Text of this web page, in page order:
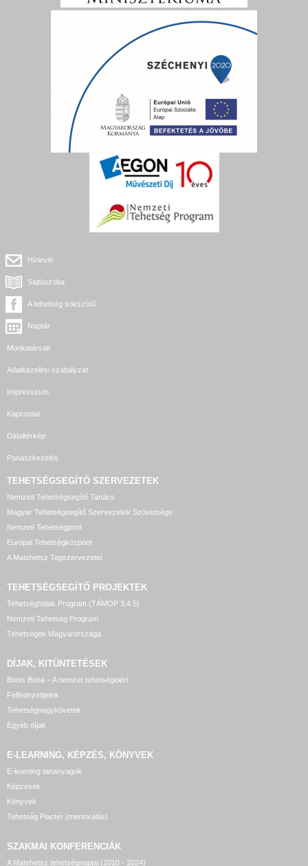
Hírlevél
Sajtószoba
A tehetség sokszínű
Naptár
Munkatársak
Adatkezelési szabályzat
Impresszum
Kapcsolat
Oldaltérkép
Panaszkezelés
TEHETSÉGSEGÍTŐ SZERVEZETEK
Nemzeti Tehetségsegítő Tanács
Magyar Tehetségsegítő Szervezetek Szövetsége
Nemzeti Tehetségpont
Európai Tehetségközpont
A Matehetsz Tagszervezetei
TEHETSÉGSEGÍTŐ PROJEKTEK
Tehetséghidak Program (TÁMOP 3.4.5)
Nemzeti Tehetség Program
Tehetségek Magyarországa
DÍJAK, KITÜNTETÉSEK
Bonis Bona – A nemzet tehetségeiért
Felfedezettjeink
Tehetségnagykövetek
Egyéb díjak
E-LEARNING, KÉPZÉS, KÖNYVEK
E-learning tananyagok
Képzések
Könyvek
Tehetség Piactér (mentorálás)
SZAKMAI KONFERENCIÁK
A Matehetsz tehetségnapjai (2010 - 2024)